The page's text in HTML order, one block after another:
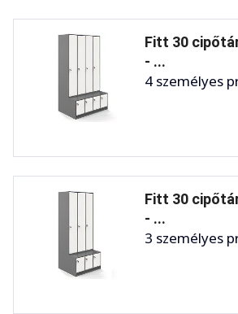
Fitt 30
- ...
4 személyes
Fitt 30
- ...
3 személyes